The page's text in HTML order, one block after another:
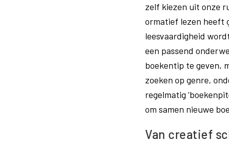
zelf kiezen uit onze
ormatief lezen heeft
leesvaardigheid
een passend
boekentip te geven,
zoeken op genre,
regelmatig
om samen nieuwe
Van creatief